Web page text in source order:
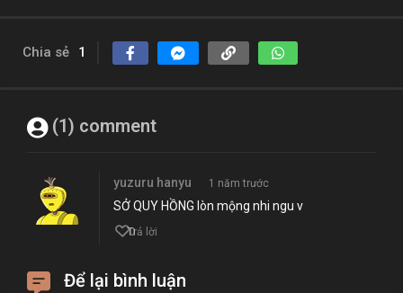
Chia sẻ 1
(1) comment
yuzuru hanyu 1 năm trước
SỞ QUY HỒNG lòn mộng nhi ngu v
0
Trả lời
Để lại bình luận